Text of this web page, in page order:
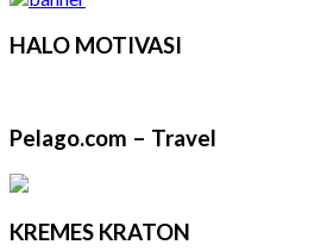
HALO MOTIVASI
Pelago.com – Travel
KREMES KRATON